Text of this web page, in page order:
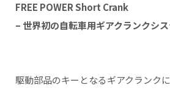
FREE POWER Short Crank
– 世界初の自転車用ギアクランクシ
駆動部品のキーとなるギアクランク